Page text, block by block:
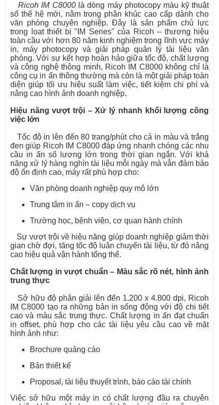
Ricoh IM C8000là dòng máy photocopy màu kỹ thuật
số thế hệ mới, nằm trong phân khúc cao cấp dành cho
văn phòng chuyên nghiệp. Đây là sản phẩm chủ lực
trong loạt thiết bị "IM Series" của Ricoh – thương hiệu
toàn cầu với hơn 80 năm kinh nghiệm trong lĩnh vực máy
in, máy photocopy và giải pháp quản lý tài liệu văn
phòng. Với sự kết hợp hoàn hảo giữa tốc độ, chất lượng
và công nghệ thông minh, Ricoh IM C8000 không chỉ là
công cụ in ấn thông thường mà còn là một giải pháp toàn
diện giúp tối ưu hiệu suất làm việc, tiết kiệm chi phí và
nâng cao hình ảnh doanh nghiệp.
Hiệu năng vượt trội – Xử lý nhanh khối lượng công
việc lớn
Tốc độ in lên đến 80 trang/phút cho cả in màu và trắng
đen giúp Ricoh IM C8000 đáp ứng nhanh chóng các nhu
cầu in ấn số lượng lớn trong thời gian ngắn. Với khả
năng xử lý hàng nghìn tài liệu mỗi ngày mà vẫn đảm bảo
độ ổn định cao, máy rất phù hợp cho:
Văn phòng doanh nghiệp quy mô lớn
Trung tâm in ấn – copy dịch vụ
Trường học, bệnh viện, cơ quan hành chính
Sự vượt trội về hiệu năng giúp doanh nghiệp giảm thời
gian chờ đợi, tăng tốc độ luân chuyển tài liệu, từ đó nâng
cao hiệu quả vận hành tổng thể.
Chất lượng in vượt chuẩn – Màu sắc rõ nét, hình ảnh
trung thực
Sở hữu độ phân giải lên đến 1.200 x 4.800 dpi, Ricoh
IM C8000 tạo ra những bản in sống động với độ chi tiết
cao và màu sắc trung thực. Chất lượng in ấn đạt chuẩn
in offset, phù hợp cho các tài liệu yêu cầu cao về mặt
hình ảnh như:
Brochure quảng cáo
Bản thiết kế
Proposal, tài liệu thuyết trình, báo cáo tài chính
Việc sở hữu một máy in có chất lượng đầu ra chuyên